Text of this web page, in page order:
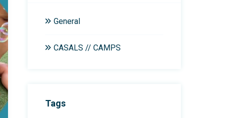
General
CASALS // CAMPS
Tags